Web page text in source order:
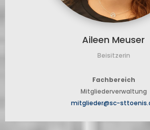
Aileen Meuser
Beisitzerin
Fachbereich
Mitglieder­verwaltung
mitglieder@sc-